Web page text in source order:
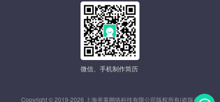
微信、手机制作简历
Copyright © 2019-2026 上海斧掌网络科技有限公司版权所有(盗版必